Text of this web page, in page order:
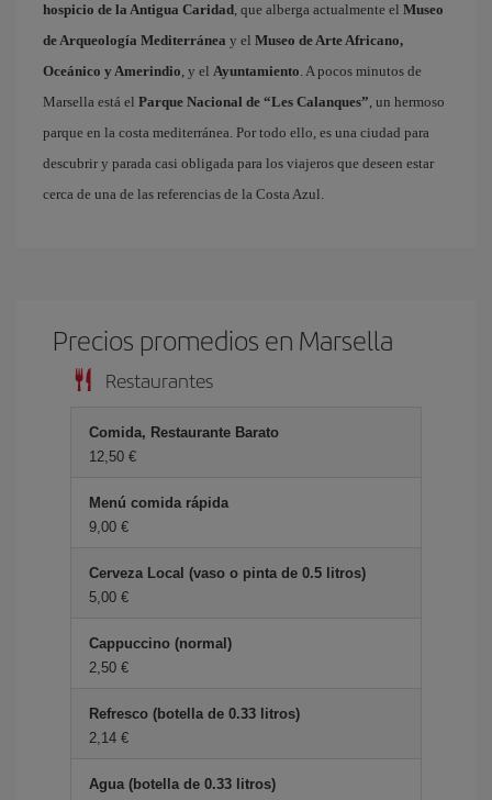
hospicio de la Antigua Caridad, que alberga actualmente el Museo
de Arqueología Mediterránea y el Museo de Arte Africano,
Oceánico y Amerindio, y el Ayuntamiento. A pocos minutos de
Marsella está el Parque Nacional de “Les Calanques”, un hermoso
parque en la costa mediterránea. Por todo ello, es una ciudad para
descubrir y parada casi obligada para los viajeros que deseen estar
cerca de una de las referencias de la Costa Azul.
Precios promedios en Marsella
Restaurantes
Comida, Restaurante Barato
12,50 €
Menú comida rápida
9,00 €
Cerveza Local (vaso o pinta de 0.5 litros)
5,00 €
Cappuccino (normal)
2,50 €
Refresco (botella de 0.33 litros)
2,14 €
Agua (botella de 0.33 litros)